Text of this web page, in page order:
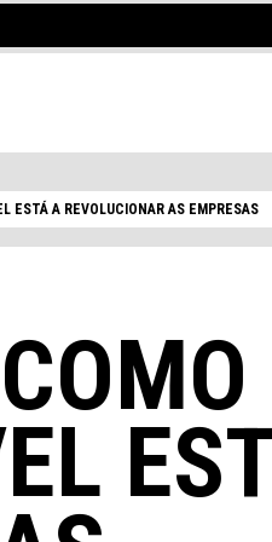
ESTÁ A REVOLUCIONAR AS EMPRESAS
ESCRITÓRIO